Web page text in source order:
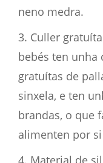
neno medra.
3. Culler
bebés ten unha
gratuítas de
sinxela, e ten
brandas, o que
alimenten por
4. Material de